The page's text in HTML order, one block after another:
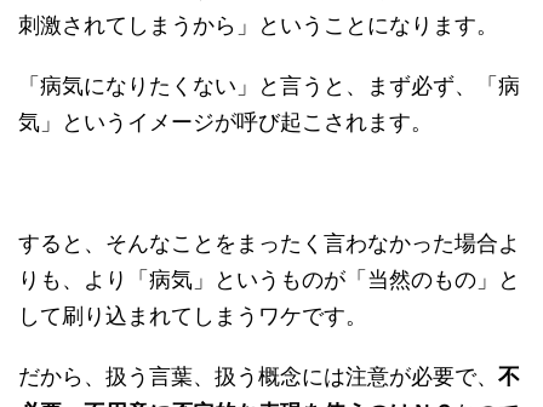
刺激されてしまうから」ということになります。
「病気になりたくない」と言うと、まず必ず、「病
気」というイメージが呼び起こされます。
すると、そんなことをまったく言わなかった場合よ
りも、より「病気」というものが「当然のもの」と
して刷り込まれてしまうワケです。
だから、扱う言葉、扱う概念には注意が必要で、 不